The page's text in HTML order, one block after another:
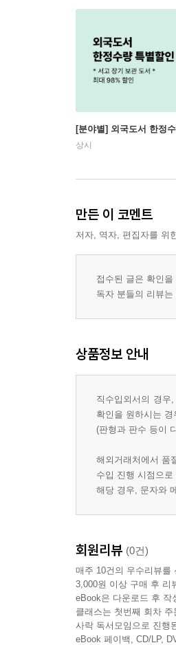
[분야별] 외국도서 한정
상시
만든 이 코멘트
저자, 역자, 편집자를 위
접수된 글은 확인
독자 분들의 리뷰
상품정보 안내
직수입외서의 경
확인을 원하시는
(판형과 판수 등이
해외거래처에서 품
수입 진행 시점으
해당 경우, 문자와
회원리뷰 (0건)
매주 10건의 우수리뷰를
3,000원 이상 구매 후 리
eBook은 다운로드 후 작
클래스는 첫번째 회차
사락 독서모임으로 진행
eBook 페이백, CD/LP,